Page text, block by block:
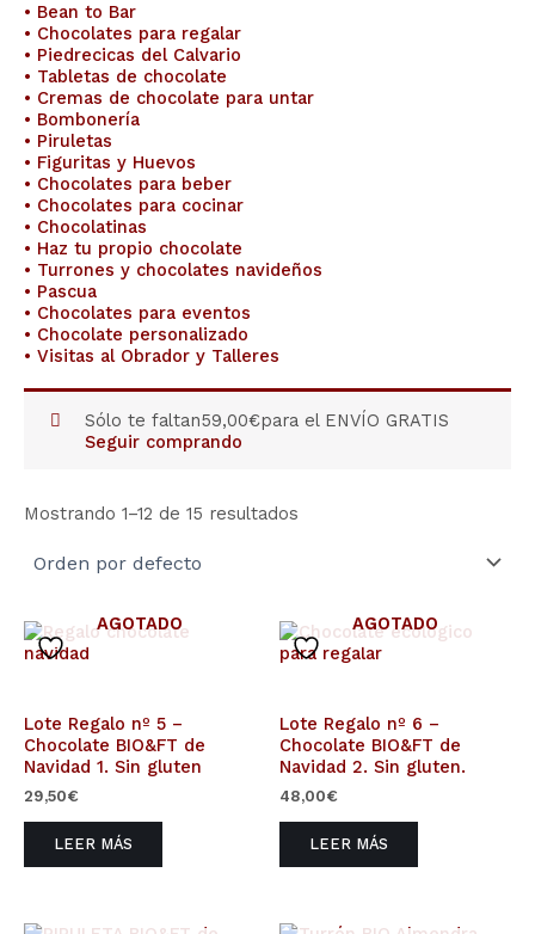
• Bean to Bar
• Chocolates para regalar
• Piedrecicas del Calvario
• Tabletas de chocolate
• Cremas de chocolate para untar
• Bombonería
• Piruletas
• Figuritas y Huevos
• Chocolates para beber
• Chocolates para cocinar
• Chocolatinas
• Haz tu propio chocolate
• Turrones y chocolates navideños
• Pascua
• Chocolates para eventos
• Chocolate personalizado
• Visitas al Obrador y Talleres
Sólo te faltan59,00€para el ENVÍO GRATIS
Seguir comprando
Mostrando 1–12 de 15 resultados
AGOTADO
Lote Regalo nº 5 –
Chocolate BIO&FT de
Navidad 1. Sin gluten
29,50€
LEER MÁS
AGOTADO
Lote Regalo nº 6 –
Chocolate BIO&FT de
Navidad 2. Sin gluten.
48,00€
LEER MÁS